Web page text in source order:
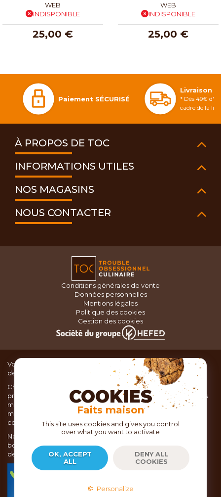
WEB
INDISPONIBLE
25,00 €
WEB
INDISPONIBLE
25,00 €
Paiement SÉCURISÉ
Livraison
* Dès 49€
cadre de la
À PROPOS DE TOC
INFORMATIONS UTILES
NOS MAGASINS
NOUS CONTACTER
Conditions générales de vente
Données personnelles
Mentions légales
Politique des cookies
Gestion des cookies
Vous recherchez du matériel de cuisine pour concocter de
délicieux plats ou des pâtisseries dignes d’un grand chef ?
Chez TOC, boutique d’ustensiles de cuisine, nous vous
proposons une large sélection de produits issus des meilleures
marques de matériel de cuisine: Ustensiles de pâtisserie,
matériel de cuisson, service de table, ustensiles de cuisine,
coutellerie, set picnic.
Nous vous réservons un accueil chaleureux au sein de nos 21
boutiques, mais vous trouverez également tout votre matériel
de cuisine en ligne sur notre site internet toc.fr
commerce et de la vente à distance depuis 2018.
COOKIES
Faits maison
This site uses cookies and gives you control
over what you want to activate
OK, ACCEPT
ALL
DENY ALL
COOKIES
Personalize